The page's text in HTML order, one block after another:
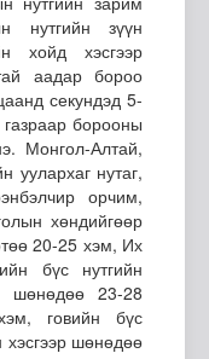
нутгийн зүүн
хойд хэсгээр
аадар бороо
секундэд 5-
борооны
Монгол-Алтай,
уулархаг нутаг,
орчим,
хөндийгөөр
20-25 хэм, Их
бүс нутгийн
шөнөдөө 23-28
говийн бүс
хэсгээр шөнөдөө